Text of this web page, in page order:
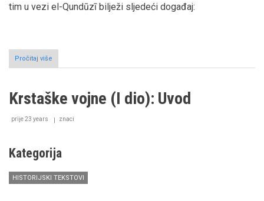
tim u vezi el-Qundūzī bilježi sljedeći događaj:
Pročitaj više
Monah
Huseynova
glava
Krstaške vojne (I dio): Uvod
prije 23 years znaci
Kategorija
HISTORIJSKI TEKSTOVI